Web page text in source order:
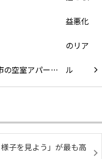
の空室アパー…
子を見よう」が最も高